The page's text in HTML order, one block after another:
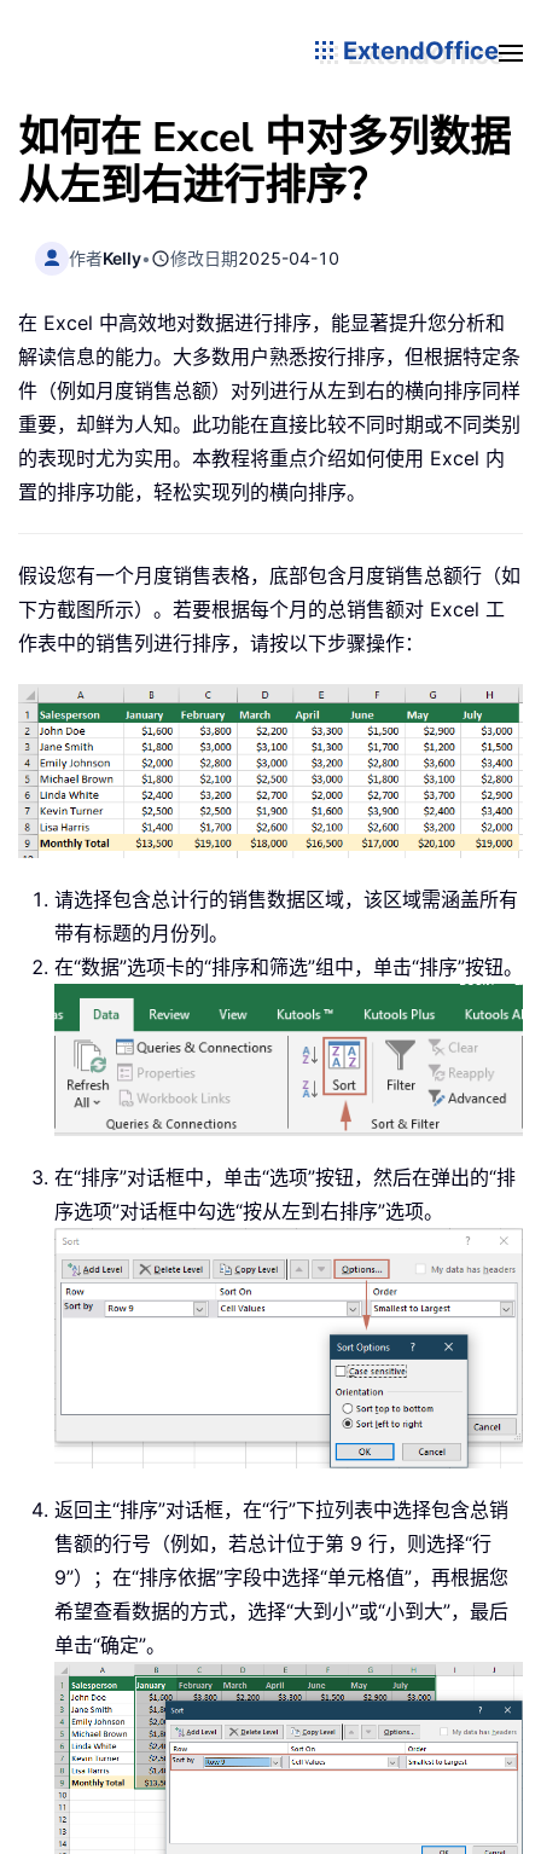
ExtendOffice
如何在 Excel 中对多列数据
从左到右进行排序？
作者Kelly• 修改日期2025-04-10
在 Excel 中高效地对数据进行排序，能显著提升您分析和
解读信息的能力。大多数用户熟悉按行排序，但根据特定条
件（例如月度销售总额）对列进行从左到右的横向排序同样
重要，却鲜为人知。此功能在直接比较不同时期或不同类别
的表现时尤为实用。本教程将重点介绍如何使用 Excel 内
置的排序功能，轻松实现列的横向排序。
假设您有一个月度销售表格，底部包含月度销售总额行（如
下方截图所示）。若要根据每个月的总销售额对 Excel 工
作表中的销售列进行排序，请按以下步骤操作：
请选择包含总计行的销售数据区域，该区域需涵盖所有
带有标题的月份列。
在“数据”选项卡的“排序和筛选”组中，单击“排序”按钮。
在“排序”对话框中，单击“选项”按钮，然后在弹出的“排
序选项”对话框中勾选“按从左到右排序”选项。
返回主“排序”对话框，在“行”下拉列表中选择包含总销
售额的行号（例如，若总计位于第 9 行，则选择“行
9”）；在“排序依据”字段中选择“单元格值”，再根据您
希望查看数据的方式，选择“大到小”或“小到大”，最后
单击“确定”。